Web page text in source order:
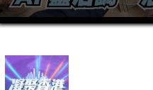
0
seconds
minutes,
7
seconds